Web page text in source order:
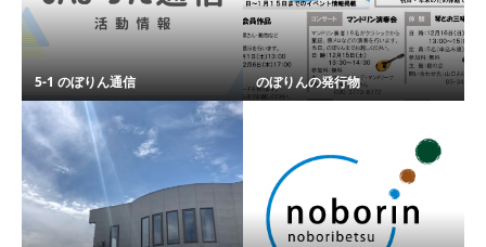
5-1 のぼりん通信 のぼりんの発行物